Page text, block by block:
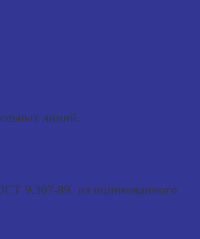
линий.
9.307-89, из оцинкованного